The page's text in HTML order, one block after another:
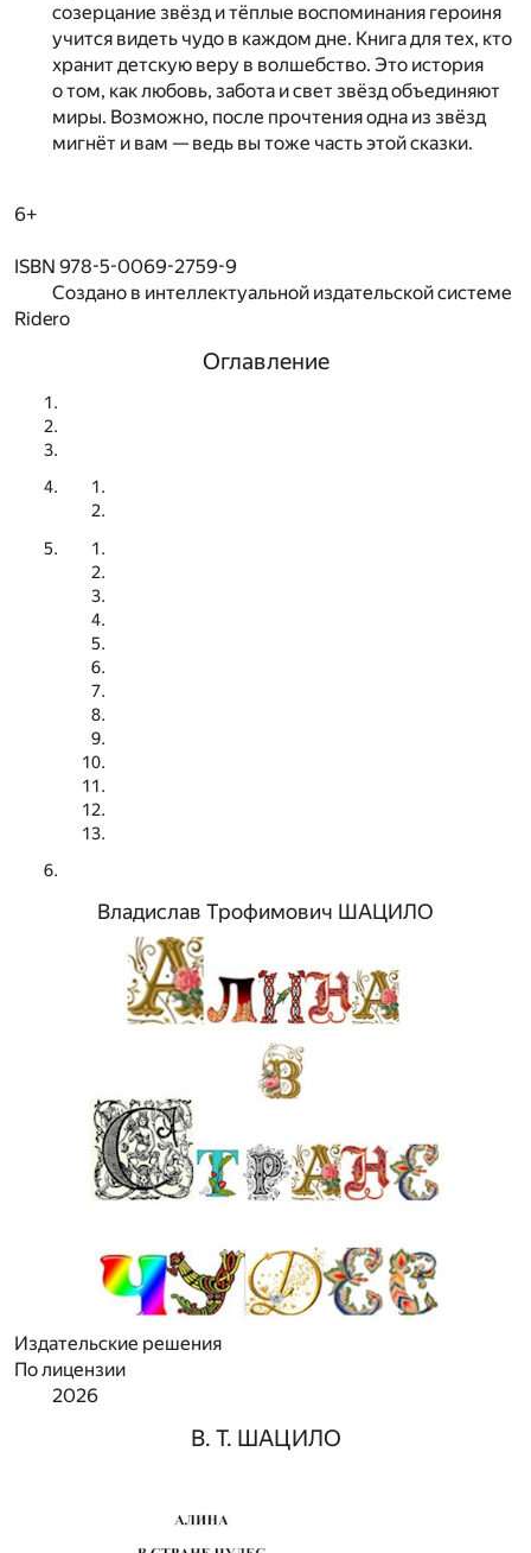
созерцание звёзд и тёплые воспоминания героиня
учится видеть чудо в каждом дне. Книга для тех, кто
хранит детскую веру в волшебство. Это история
о том, как любовь, забота и свет звёзд объединяют
миры. Возможно, после прочтения одна из звёзд
мигнёт и вам — ведь вы тоже часть этой сказки.
6+
ISBN 978-5-0069-2759-9
Создано в интеллектуальной издательской системе
Ridero
Оглавление
Владислав Трофимович ШАЦИЛО
Издательские решения
По лицензии
2026
В. Т. ШАЦИЛО